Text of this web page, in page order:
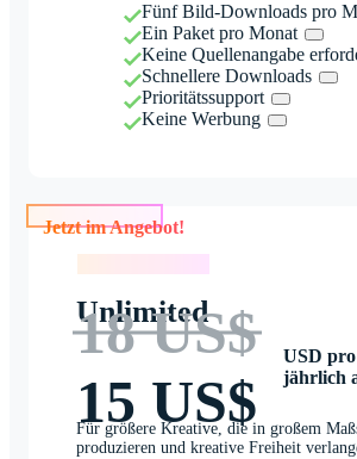
Fünf Bild-Downloads pro
Ein Paket pro Monat
Keine Quellenangabe
Schnellere Downloads
Prioritätssupport
Keine Werbung
Jetzt im Angebot!
Unlimited
18 US$
15 US$
USD
jährlich
Für größere Kreative, die in großem
produzieren und kreative Freiheit